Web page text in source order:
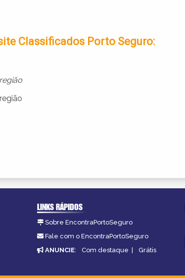
Classificados Porto Seguro:
LINKS RÁPIDOS
Sobre EncontraPortoSeguro
Fale com o EncontraPortoSeguro
ANUNCIE: Com destaque Grátis